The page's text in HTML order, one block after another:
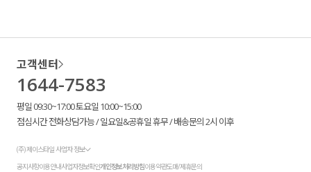
고객센터
1644-7583
평일 09:30~17:00 토요일 10:00~15:00
점심시간 전화상담가능 / 일요일&공휴일 휴무 / 배송문의 2시 이후
(주) 제이스타일 사업자 정보
공지사항이용안내사업자정보확인개인정보처리방침이용약관도매/제휴문의